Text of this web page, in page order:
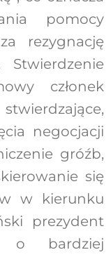
pomocy
rezygnację
członek
negocjacji
gróźb,
się
w kierunku
prezydent
o bardziej